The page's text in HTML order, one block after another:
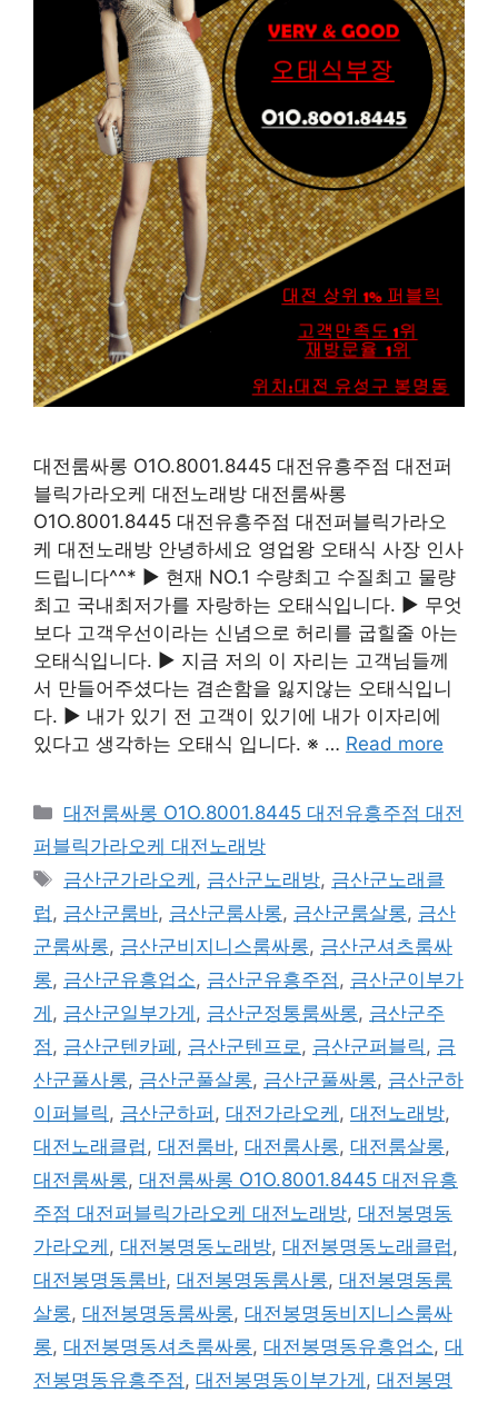
대전룸싸롱 O1O.8001.8445 대전유흥주점 대전퍼
블릭가라오케 대전노래방 대전룸싸롱
O1O.8001.8445 대전유흥주점 대전퍼블릭가라오
케 대전노래방 안녕하세요 영업왕 오태식 사장 인사
드립니다^^* ▶ 현재 NO.1 수량최고 수질최고 물량
최고 국내최저가를 자랑하는 오태식입니다. ▶ 무엇
보다 고객우선이라는 신념으로 허리를 굽힐줄 아는
오태식입니다. ▶ 지금 저의 이 자리는 고객님들께
서 만들어주셨다는 겸손함을 잃지않는 오태식입니
다. ▶ 내가 있기 전 고객이 있기에 내가 이자리에
있다고 생각하는 오태식 입니다. ※ … Read more
카
테
리
대전룸싸롱 O1O.8001.8445 대전유흥주점 대전
퍼블릭가라오케 대전노래방
태
그
금산군가라오케 , 금산군노래방, 금산군노래클
럽 , 금산군룸바, 금산군룸사롱, 금산군룸살롱, 금산
군룸싸롱, 금산군비지니스룸싸롱, 금산군셔츠룸싸
롱, 금산군유흥업소, 금산군유흥주점 , 금산군이부가
게 , 금산군일부가게 , 금산군정통룸싸롱, 금산군주
점 , 금산군텐카페 , 금산군텐프로 , 금산군퍼블릭 , 금
산군풀사롱, 금산군풀살롱, 금산군풀싸롱, 금산군하
이퍼블릭 , 금산군하퍼 , 대전가라오케 , 대전노래방,
대전노래클럽 , 대전룸바, 대전룸사롱, 대전룸살롱,
대전룸싸롱, 대전룸싸롱 O1O.8001.8445 대전유흥
주점 대전퍼블릭가라오케 대전노래방, 대전봉명동
가라오케 , 대전봉명동노래방, 대전봉명동노래클럽 ,
대전봉명동룸바, 대전봉명동룸사롱, 대전봉명동룸
살롱, 대전봉명동룸싸롱, 대전봉명동비지니스룸싸
롱, 대전봉명동셔츠룸싸롱, 대전봉명동유흥업소, 대
전봉명동유흥주점 , 대전봉명동이부가게 , 대전봉명